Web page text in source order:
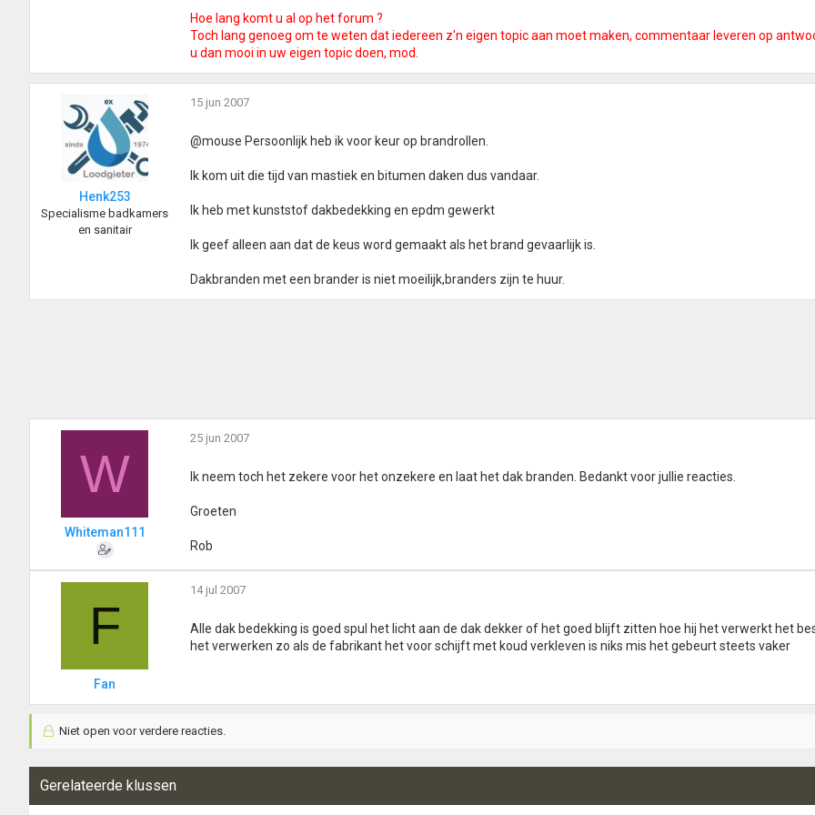
Hoe lang komt u al op het forum ?
Toch lang genoeg om te weten dat iedereen z'n eigen topic aan moet maken, commentaar leveren op
u dan mooi in uw eigen topic doen, mod.
Henk253
Specialisme badkamers
en sanitair
15 jun 2007
@mouse Persoonlijk heb ik voor keur op brandrollen.
Ik kom uit die tijd van mastiek en bitumen daken dus vandaar.
Ik heb met kunststof dakbedekking en epdm gewerkt
Ik geef alleen aan dat de keus word gemaakt als het brand gevaarlijk is.
Dakbranden met een brander is niet moeilijk,branders zijn te huur.
W
Whiteman111
25 jun 2007
Ik neem toch het zekere voor het onzekere en laat het dak branden. Bedankt voor jullie reacties.
Groeten
Rob
F
Fan
14 jul 2007
Alle dak bedekking is goed spul het licht aan de dak dekker of het goed blijft zitten hoe hij het verwerkt het
het verwerken zo als de fabrikant het voor schijft met koud verkleven is niks mis het gebeurt steets vaker
Niet open voor verdere reacties.
Gerelateerde klussen